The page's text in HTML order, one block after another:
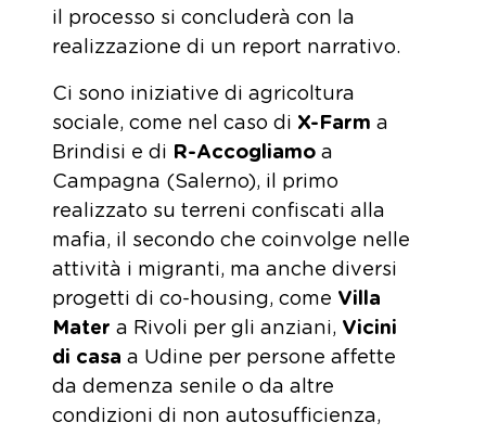
il processo si concluderà con la
realizzazione di un report narrativo.
Ci sono iniziative di agricoltura
sociale, come nel caso di X-Farm a
Brindisi e di R-Accogliamo a
Campagna (Salerno), il primo
realizzato su terreni confiscati alla
mafia, il secondo che coinvolge nelle
attività i migranti, ma anche diversi
progetti di co-housing, come Villa
Mater a Rivoli per gli anziani, Vicini
di casa a Udine per persone affette
da demenza senile o da altre
condizioni di non autosufficienza,